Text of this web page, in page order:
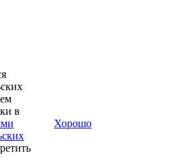
в
Хорошо